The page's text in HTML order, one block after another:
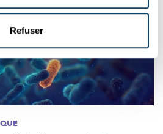
Refuser